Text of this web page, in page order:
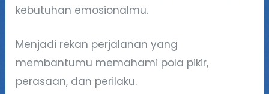
kebutuhan emosionalmu.
Menjadi rekan perjalanan yang
membantumu memahami pola pikir,
perasaan, dan perilaku.